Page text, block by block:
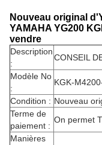
Nouveau original
YAMAHA YG200
vendre
Description
:
CONSEIL
Modèle No
:
KGK-
Condition : Nouveau
Terme de
paiement :
On permet
Manières